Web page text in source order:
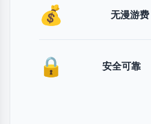
💰 无漫游费
🔒 安全可靠